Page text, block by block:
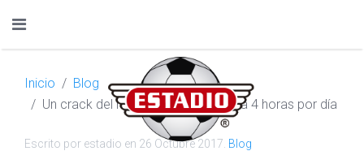
Inicio
Blog
Un crack del metegol: entrena hasta 4 horas por día
Escrito por estadio en 26 Octubre 2017 Blog